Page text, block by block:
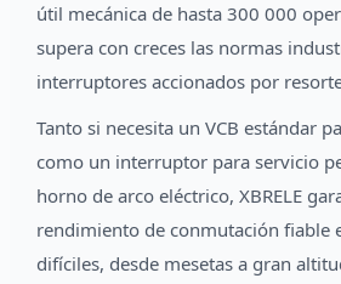
útil mecánica de hasta 300 000
supera con creces las normas
interruptores accionados por
Tanto si necesita un VCB estándar
como un interruptor para servicio
horno de arco eléctrico, XBRELE
rendimiento de conmutación fiable
difíciles, desde mesetas a gran